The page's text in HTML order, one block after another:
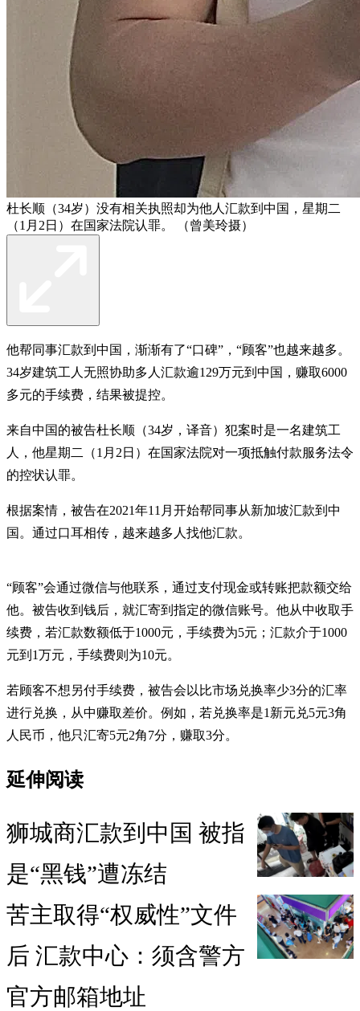
杜长顺（34岁）没有相关执照却为他人汇款到中国，星期二
（1月2日）在国家法院认罪。 （曾美玲摄）
他帮同事汇款到中国，渐渐有了“口碑”，“顾客”也越来越多。
34岁建筑工人无照协助多人汇款逾129万元到中国，赚取6000
多元的手续费，结果被提控。
来自中国的被告杜长顺（34岁，译音）犯案时是一名建筑工
人，他星期二（1月2日）在国家法院对一项抵触付款服务法令
的控状认罪。
根据案情，被告在2021年11月开始帮同事从新加坡汇款到中
国。通过口耳相传，越来越多人找他汇款。
“顾客”会通过微信与他联系，通过支付现金或转账把款额交给
他。被告收到钱后，就汇寄到指定的微信账号。他从中收取手
续费，若汇款数额低于1000元，手续费为5元；汇款介于1000
元到1万元，手续费则为10元。
若顾客不想另付手续费，被告会以比市场兑换率少3分的汇率
进行兑换，从中赚取差价。例如，若兑换率是1新元兑5元3角
人民币，他只汇寄5元2角7分，赚取3分。
延伸阅读
狮城商汇款到中国 被指
是“黑钱”遭冻结
苦主取得“权威性”文件
后 汇款中心：须含警方
官方邮箱地址